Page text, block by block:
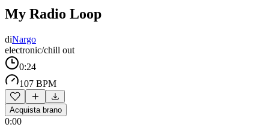
My Radio Loop
diNargo
electronic/chill out
0:24
107 BPM
Acquista brano
0:00